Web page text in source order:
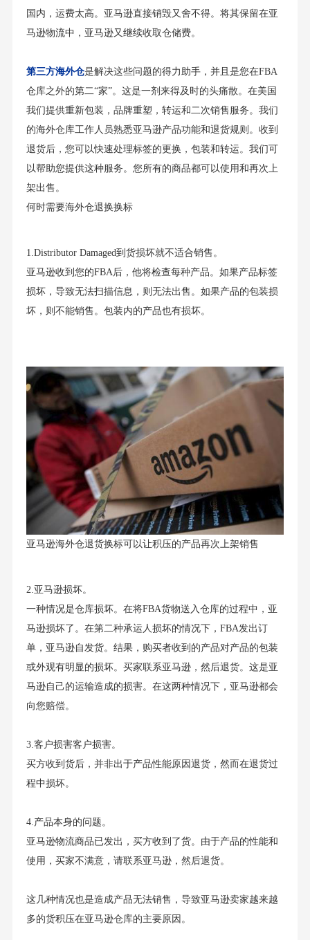
国内，运费太高。亚马逊直接销毁又舍不得。将其保留在亚
马逊物流中，亚马逊又继续收取仓储费。
第三方海外仓是解决这些问题的得力助手，并且是您在FBA
仓库之外的第二“家”。这是一剂来得及时的头痛散。在美国
我们提供重新包装，品牌重塑，转运和二次销售服务。我们
的海外仓库工作人员熟悉亚马逊产品功能和退货规则。收到
退货后，您可以快速处理标签的更换，包装和转运。我们可
以帮助您提供这种服务。您所有的商品都可以使用和再次上
架出售。
何时需要海外仓退换换标
1.Distributor Damaged到货损坏就不适合销售。
亚马逊收到您的FBA后，他将检查每种产品。如果产品标签
损坏，导致无法扫描信息，则无法出售。如果产品的包装损
坏，则不能销售。包装内的产品也有损坏。
亚马逊海外仓退货换标可以让积压的产品再次上架销售
2.亚马逊损坏。
一种情况是仓库损坏。在将FBA货物送入仓库的过程中，亚
马逊损坏了。在第二种承运人损坏的情况下，FBA发出订
单，亚马逊自发货。结果，购买者收到的产品对产品的包装
或外观有明显的损坏。买家联系亚马逊，然后退货。这是亚
马逊自己的运输造成的损害。在这两种情况下，亚马逊都会
向您赔偿。
3.客户损害客户损害。
买方收到货后，并非出于产品性能原因退货，然而在退货过
程中损坏。
4.产品本身的问题。
亚马逊物流商品已发出，买方收到了货。由于产品的性能和
使用，买家不满意，请联系亚马逊，然后退货。
这几种情况也是造成产品无法销售，导致亚马逊卖家越来越
多的货积压在亚马逊仓库的主要原因。